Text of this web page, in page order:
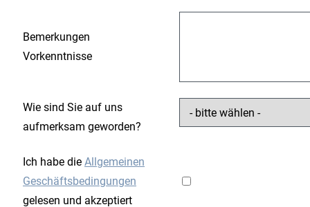
Bemerkungen
Vorkenntnisse
Wie sind Sie auf uns
aufmerksam geworden?
Ich habe die Allgemeinen
Geschäftsbedingungen
gelesen und akzeptiert